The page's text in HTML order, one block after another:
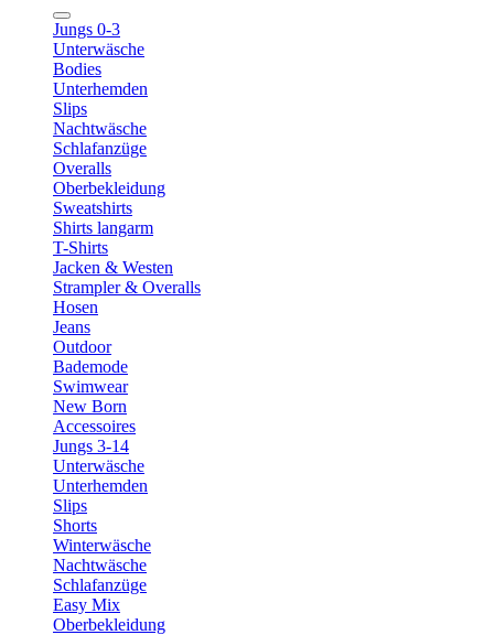
Jungs 0-3
Unterwäsche
Bodies
Unterhemden
Slips
Nachtwäsche
Schlafanzüge
Overalls
Oberbekleidung
Sweatshirts
Shirts langarm
T-Shirts
Jacken & Westen
Strampler & Overalls
Hosen
Jeans
Outdoor
Bademode
Swimwear
New Born
Accessoires
Jungs 3-14
Unterwäsche
Unterhemden
Slips
Shorts
Winterwäsche
Nachtwäsche
Schlafanzüge
Easy Mix
Oberbekleidung